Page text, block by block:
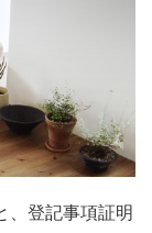
、登記事項証明